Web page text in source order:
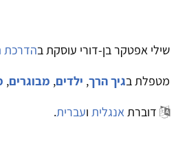
שילי אפטקר בן-דורי עוסקת בהדרכת
מטפלת בגיך הרך, ילדים, מבוגרים,
דוברתאנגלית ועברית.